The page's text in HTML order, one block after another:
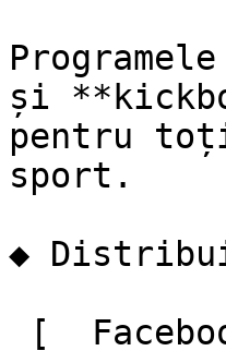
și
pentru
sport.
◆